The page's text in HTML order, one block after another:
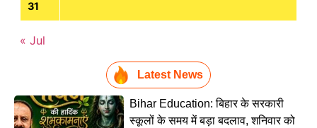
31
« Jul
Latest News
Bihar Education: बिहार के सरकारी
स्कूलों के समय में बड़ा बदलाव, शनिवार को